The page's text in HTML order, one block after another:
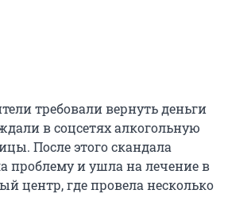
требовали вернуть деньги
в соцсетях алкогольную
После этого скандала
проблему и ушла на лечение в
центр, где провела несколько